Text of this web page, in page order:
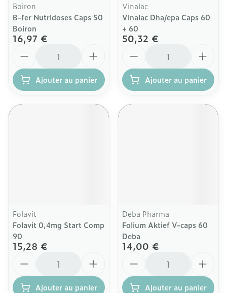
Boiron
B-fer Nutridoses Caps 50
Boiron
16,97 €
Ajouter au panier
Vinalac
Vinalac Dha/epa Caps 60
+ 60
50,32 €
Ajouter au panier
Folavit
Folavit 0,4mg Start Comp
90
15,28 €
Ajouter au panier
Deba Pharma
Folium Aktief V-caps 60
Deba
14,00 €
Ajouter au panier